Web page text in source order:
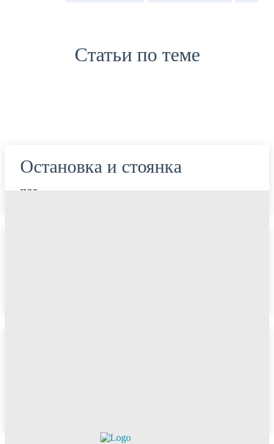
Статьи по теме
Остановка и стоянка
ПДД